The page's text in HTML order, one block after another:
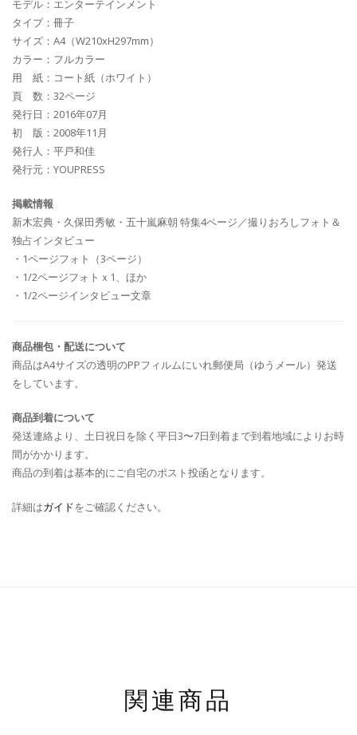
モデル：エンターテインメント
タイプ：冊子
サイズ：A4（W210xH297mm）
カラー：フルカラー
用 紙：コート紙（ホワイト）
頁 数：32ページ
発行日：2016年07月
初 版：2008年11月
発行人：平戸和佳
発行元：YOUPRESS
掲載情報
新木宏典・久保田秀敏・五十嵐麻朝 特集4ページ／撮りおろしフォト＆
独占インタビュー
・1ページフォト（3ページ）
・1/2ページフォトｘ1、ほか
・1/2ページインタビュー文章
商品梱包・配送について
商品はA4サイズの透明のPPフィルムにいれ郵便局（ゆうメール）発送
をしています。
商品到着について
発送連絡より、土日祝日を除く平日3〜7日到着まで到着地域によりお時
間がかかります。
商品の到着は基本的にご自宅のポスト投函となります。
詳細はガイドをご確認ください。
関連商品